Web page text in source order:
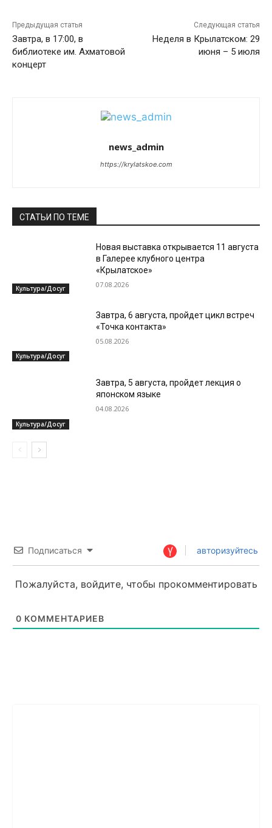
Предыдущая статья
Завтра, в 17:00, в
библиотеке им. Ахматовой
концерт
Следующая статья
Неделя в Крылатском: 29
июня – 5 июля
news_admin
https://krylatskoe.com
СТАТЬИ ПО ТЕМЕ
Культура/Досуг
Новая выставка открывается 11 августа
в Галерее клубного центра
«Крылатское»
07.08.2026
Культура/Досуг
Завтра, 6 августа, пройдет цикл встреч
«Точка контакта»
05.08.2026
Культура/Досуг
Завтра, 5 августа, пройдет лекция о
японском языке
04.08.2026
Подписаться авторизуйтесь
Пожалуйста, войдите, чтобы прокомментировать
0 КОММЕНТАРИЕВ